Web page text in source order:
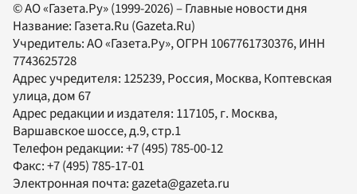
© АО «Газета.Ру» (1999-2026) – Главные новости дня
Название: Газета.Ru (Gazeta.Ru)
Учредитель:АО «Газета.Ру», ОГРН 1067761730376, ИНН
7743625728
Адрес учредителя: 125239, Россия, Москва, Коптевская
улица, дом 67
Адрес редакции и издателя: 117105, г. Москва,
Варшавское шоссе, д.9, стр.1
Телефон редакции:+7 (495) 785-00-12
Факс:+7 (495) 785-17-01
Электронная почта: gazeta@gazeta.ru